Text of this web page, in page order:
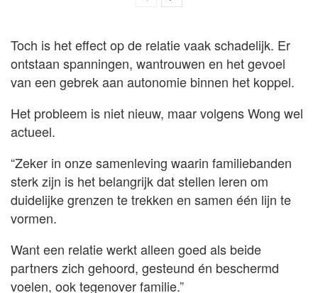
Toch is het effect op de relatie vaak schadelijk. Er
ontstaan spanningen, wantrouwen en het gevoel
van een gebrek aan autonomie binnen het koppel.
Het probleem is niet nieuw, maar volgens Wong wel
actueel.
“Zeker in onze samenleving waarin familiebanden
sterk zijn is het belangrijk dat stellen leren om
duidelijke grenzen te trekken en samen één lijn te
vormen.
Want een relatie werkt alleen goed als beide
partners zich gehoord, gesteund én beschermd
voelen, ook tegenover familie.”